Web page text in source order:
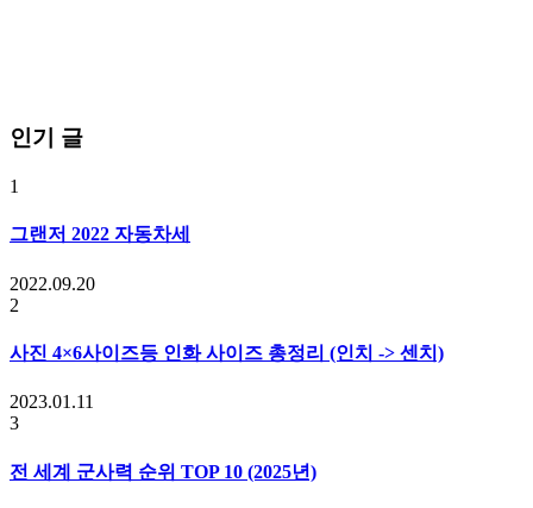
인기 글
1
그랜저 2022 자동차세
2022.09.20
2
사진 4×6사이즈등 인화 사이즈 총정리 (인치 -> 센치)
2023.01.11
3
전 세계 군사력 순위 TOP 10 (2025년)